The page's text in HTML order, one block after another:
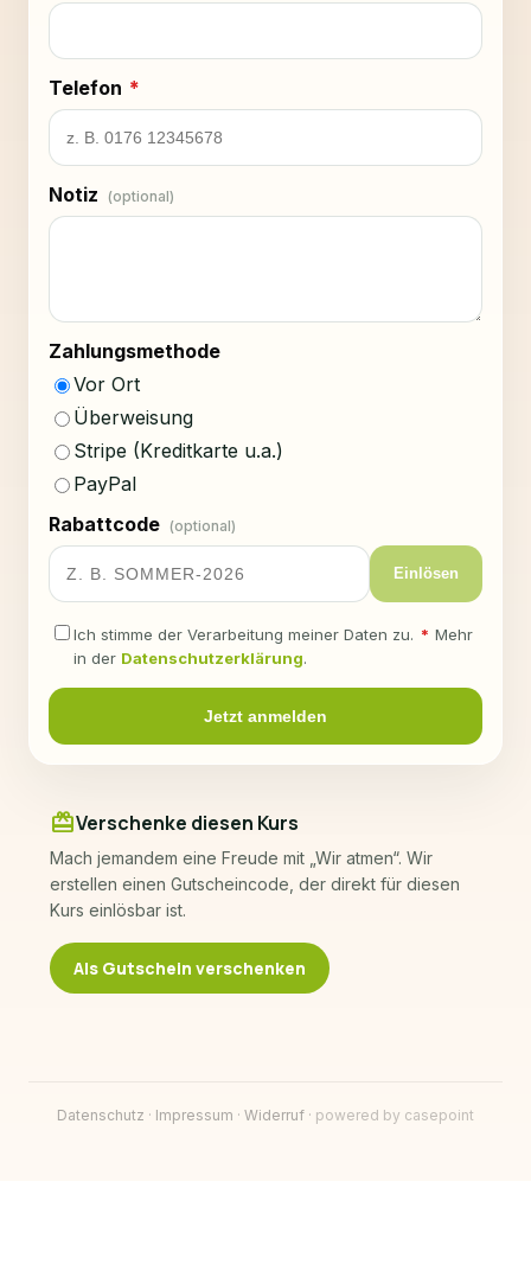
Telefon *
Notiz (optional)
Zahlungsmethode
Vor Ort
Überweisung
Stripe (Kreditkarte u.a.)
PayPal
Rabattcode (optional)
Einlösen
Ich stimme der Verarbeitung meiner Daten zu. * Mehr
in der Datenschutzerklärung.
Jetzt anmelden
redeemVerschenke diesen Kurs
Mach jemandem eine Freude mit „ Wir atmen“. Wir
erstellen einen Gutscheincode, der direkt für diesen
Kurs einlösbar ist.
Als Gutschein verschenken
Datenschutz · Impressum · Widerruf · powered by casepoint